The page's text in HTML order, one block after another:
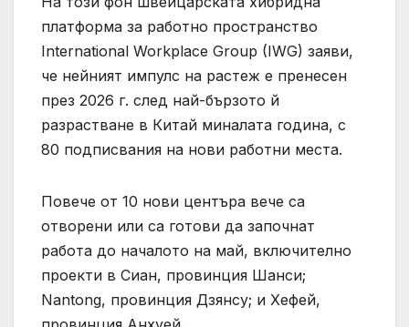
платформа за работно пространство
International Workplace Group (IWG) заяви,
че нейният импулс на растеж е пренесен
през 2026 г. след най-бързото й
разрастване в Китай миналата година, с
80 подписвания на нови работни места.
Повече от 10 нови центъра вече са
отворени или са готови да започнат
работа до началото на май, включително
проекти в Сиан, провинция Шанси;
Nantong, провинция Дзянсу; и Хефей,